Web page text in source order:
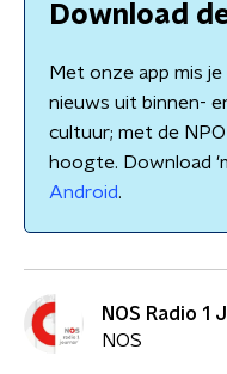
Download
Met onze app mis
nieuws uit binnen-
cultuur; met de
hoogte. Download
Android.
NOS Radio 1
NOS